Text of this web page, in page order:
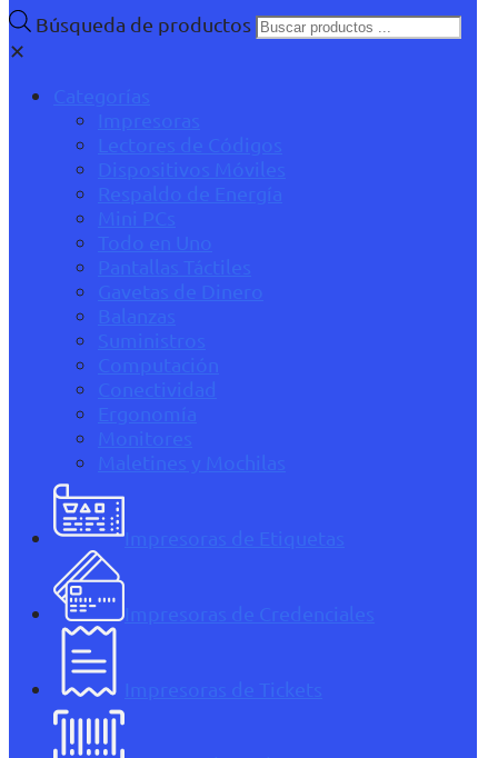
Búsqueda de productos
✕
Categorías
Impresoras
Lectores de Códigos
Dispositivos Móviles
Respaldo de Energía
Mini PCs
Todo en Uno
Pantallas Táctiles
Gavetas de Dinero
Balanzas
Suministros
Computación
Conectividad
Ergonomía
Monitores
Maletines y Mochilas
Impresoras de Etiquetas
Impresoras de Credenciales
Impresoras de Tickets